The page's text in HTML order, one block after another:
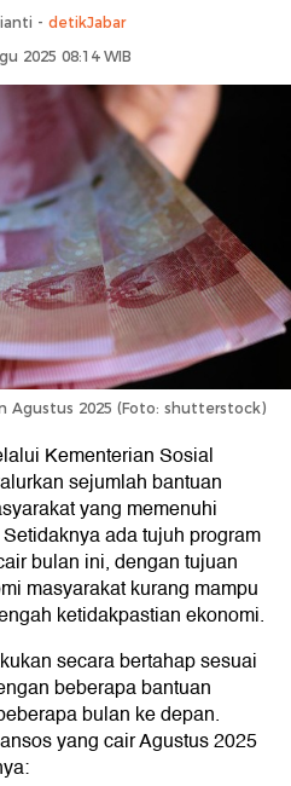
- detikJabar
2025 08:14 WIB
Agustus 2025 (Foto: shutterstock)
Kementerian Sosial
sejumlah bantuan
yang memenuhi
ada tujuh program
bulan ini, dengan tujuan
masyarakat kurang mampu
ketidakpastian ekonomi.
secara bertahap sesuai
beberapa bantuan
bulan ke depan.
yang cair Agustus 2025